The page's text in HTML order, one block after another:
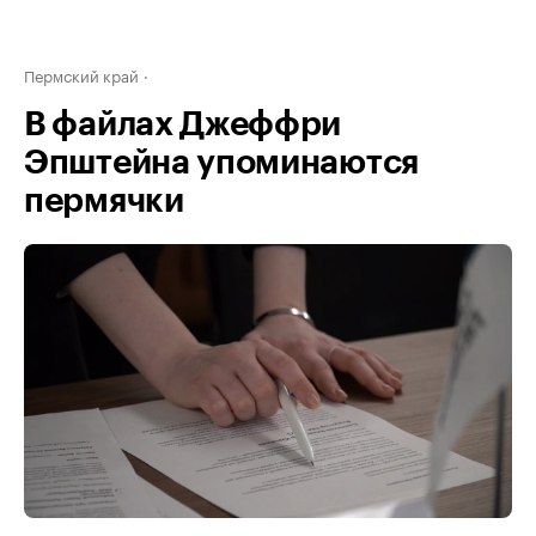
Пермский край
В файлах Джеффри
Эпштейна упоминаются
пермячки